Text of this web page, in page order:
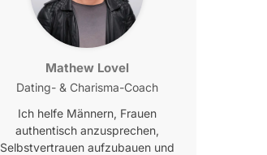
Mathew Lovel
Dating- & Charisma-Coach
Ich helfe Männern, Frauen
authentisch anzusprechen,
Selbstvertrauen aufzubauen und